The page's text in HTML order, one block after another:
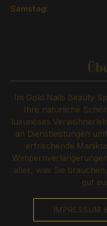
Samstag:
Im Gold Nails Beauty
Ihre natürliche
luxuriöses
an Dienstleistungen
erfrischende
alles, was Sie
gut
IMPRESSUM